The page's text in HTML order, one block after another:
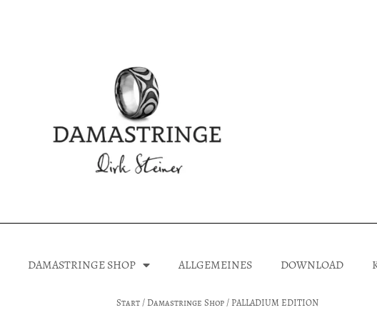
DAMASTRINGE SHOP ALLGEMEINES DOWNLOAD
Start/ Damastringe Shop/ PALLADIUM EDITION